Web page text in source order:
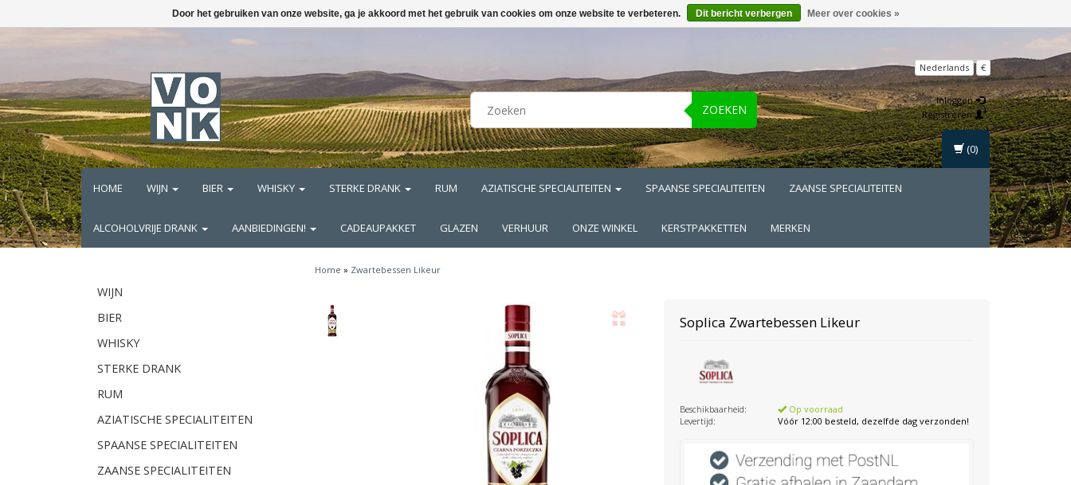
ZOEKEN
Nederlands €
Inloggen
Registreren
HOME WIJN BIER WHISKY STERKE DRANK RUM AZIATISCHE SPECIALITEITEN SPAANSE SPECIALITEITEN ZAANSE SPECIALITEITEN
ALCOHOLVRIJE DRANK AANBIEDINGEN! CADEAUPAKKET GLAZEN VERHUUR ONZE WINKEL KERSTPAKKETTEN MERKEN
(0)
WIJN
BIER
WHISKY
STERKE DRANK
RUM
AZIATISCHE SPECIALITEITEN
SPAANSE SPECIALITEITEN
ZAANSE SPECIALITEITEN
Home » Zwartebessen Likeur
Soplica Zwartebessen Likeur
Beschikbaarheid:
Op voorraad
Levertijd:
Vóór 12:00 besteld, dezelfde dag verzonden!
Door het gebruiken van onze website, ga je akkoord met het gebruik van cookies om onze website te verbeteren. Dit bericht verbergen Meer over cookies »